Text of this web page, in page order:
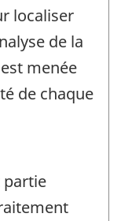
localiser
de la
menée
de chaque
partie